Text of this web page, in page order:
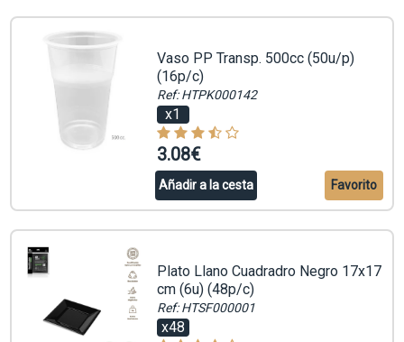
Vaso PP Transp. 500cc (50u/p)
(16p/c)
Ref: HTPK000142
x1
3.08€
Añadir a la cesta Favorito
Plato Llano Cuadradro Negro 17x17
cm (6u) (48p/c)
Ref: HTSF000001
x48